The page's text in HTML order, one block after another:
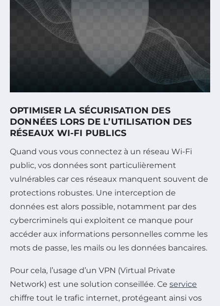
OPTIMISER LA SÉCURISATION DES
DONNÉES LORS DE L’UTILISATION DES
RÉSEAUX WI-FI PUBLICS
Quand vous vous connectez à un réseau Wi-Fi
public, vos données sont particulièrement
vulnérables car ces réseaux manquent souvent de
protections robustes. Une interception de
données est alors possible, notamment par des
cybercriminels qui exploitent ce manque pour
accéder aux informations personnelles comme les
mots de passe, les mails ou les données bancaires.
Pour cela, l’usage d’un VPN (Virtual Private
Network) est une solution conseillée. Ce service
chiffre tout le trafic internet, protégeant ainsi vos